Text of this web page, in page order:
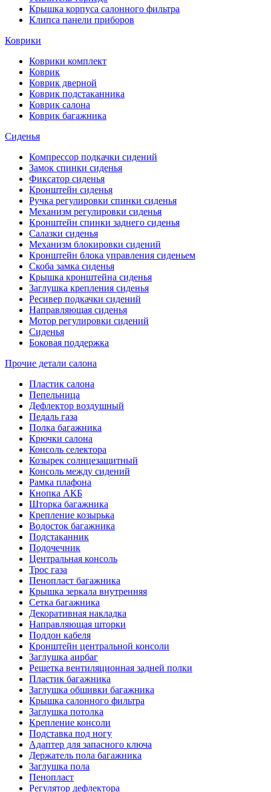
Крышка корпуса салонного фильтра
Клипса панели приборов
Коврики
Коврики комплект
Коврик
Коврик дверной
Коврик подстаканника
Коврик салона
Коврик багажника
Сиденья
Компрессор подкачки сидений
Замок спинки сиденья
Фиксатор сиденья
Кронштейн сиденья
Ручка регулировки спинки сиденья
Механизм регулировки сиденья
Кронштейн спинки заднего сиденья
Салазки сиденья
Механизм блокировки сидений
Кронштейн блока управления сиденьем
Скоба замка сиденья
Крышка кронштейна сиденья
Заглушка крепления сиденья
Ресивер подкачки сидений
Направляющая сиденья
Мотор регулировки сидений
Сиденья
Боковая поддержка
Прочие детали салона
Пластик салона
Пепельница
Дефлектор воздушный
Педаль газа
Полка багажника
Крючки салона
Консоль селектора
Козырек солнцезащитный
Консоль между сидений
Рамка плафона
Кнопка АКБ
Шторка багажника
Крепление козырька
Водосток багажника
Подстаканник
Подочечник
Центральная консоль
Трос газа
Пенопласт багажника
Крышка зеркала внутренняя
Сетка багажника
Декоративная накладка
Направляющая шторки
Поддон кабеля
Кронштейн центральной консоли
Заглушка аирбаг
Решетка вентиляционная задней полки
Пластик багажника
Заглушка обшивки багажника
Крышка салонного фильтра
Заглушка потолка
Крепление консоли
Подставка под ногу
Адаптер для запасного ключа
Держатель пола багажника
Заглушка пола
Пенопласт
Регулятор дефлектора